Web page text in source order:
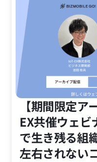
【期間限定
EX共催ウェ
で⽣き残る組
左右されない